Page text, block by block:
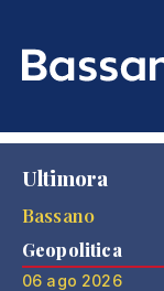
Ultimora
Bassano
Geopolitica
06 ago 2026